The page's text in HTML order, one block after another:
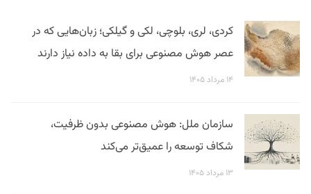
کردی، لری، بلوچی، لکی و گیلکی؛ زبان‌هایی که در
عصر هوش مصنوعی برای بقا به داده نیاز دارند
۱۴ مرداد ۱۴۰۵
سازمان ملل: هوش مصنوعی بدون ظرفیت،
شکاف توسعه را عمیق‌تر می‌کند
۱۳ مرداد ۱۴۰۵